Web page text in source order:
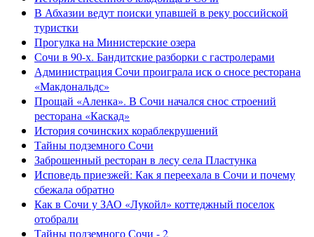
В Абхазии ведут поиски упавшей в реку российской
туристки
Прогулка на Министерские озера
Сочи в 90-х. Бандитские разборки с гастролерами
Администрация Сочи проиграла иск о сносе ресторана
«Макдональдс»
Прощай «Аленка». В Сочи начался снос строений
ресторана «Каскад»
История сочинских кораблекрушений
Тайны подземного Сочи
Заброшенный ресторан в лесу села Пластунка
Исповедь приезжей: Как я переехала в Сочи и почему
сбежала обратно
Как в Сочи у ЗАО «Лукойл» коттеджный поселок
отобрали
Тайны подземного Сочи - 2